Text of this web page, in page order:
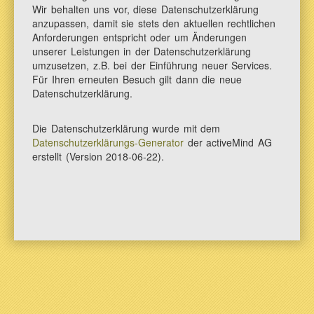
Wir behalten uns vor, diese Datenschutzerklärung
anzupassen, damit sie stets den aktuellen rechtlichen
Anforderungen entspricht oder um Änderungen
unserer Leistungen in der Datenschutzerklärung
umzusetzen, z.B. bei der Einführung neuer Services.
Für Ihren erneuten Besuch gilt dann die neue
Datenschutzerklärung.
Die Datenschutzerklärung wurde mit dem
Datenschutzerklärungs-Generator der activeMind AG
erstellt (Version 2018-06-22).